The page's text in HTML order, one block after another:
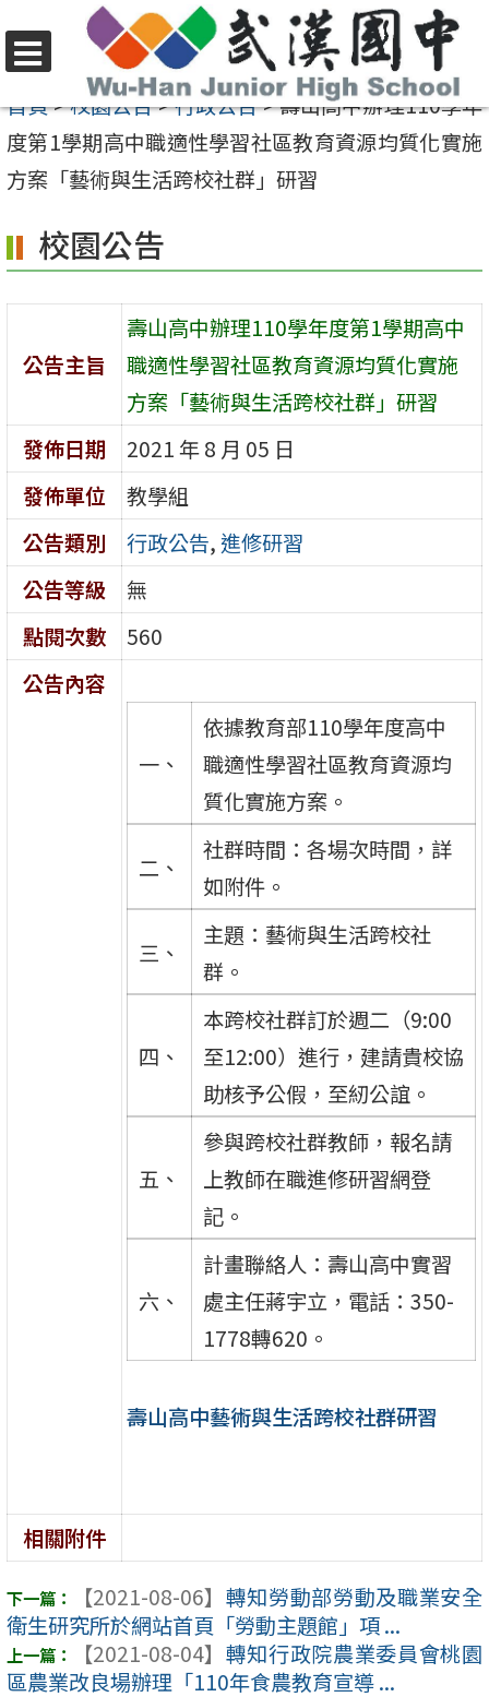
至
要
內
區
選
單
首頁>校園公告>行政公告>壽山高中辦理110學年
度第1學期高中職適性學習社區教育資源均質化實施
方案「藝術與生活跨校社群」研習
校園公告
公告主旨
壽山高中辦理110學年度第1學期高中
職適性學習社區教育資源均質化實施
方案「藝術與生活跨校社群」研習
發佈日期
2021 年 8 月 05 日
發佈單位
教學組
公告類別
行政公告,進修研習
公告等級
無
點閱次數
560
公告內容
一、
依據教育部110學年度高中
職適性學習社區教育資源均
質化實施方案。
二、
社群時間：各場次時間，詳
如附件。
三、
主題：藝術與生活跨校社
群。
四、
本跨校社群訂於週二（9:00
至12:00）進行，建請貴校協
助核予公假，至紉公誼。
五、
參與跨校社群教師，報名請
上教師在職進修研習網登
記。
六、
計畫聯絡人：壽山高中實習
處主任蔣宇立，電話：350-
1778轉620。
壽山高中藝術與生活跨校社群研習
相關附件
【2021-08-06】 轉知勞動部勞動及職業安全
衛生研究所於網站首頁「勞動主題館」項 ...
【2021-08-04】 轉知行政院農業委員會桃園
區農業改良場辦理「110年食農教育宣導 ...